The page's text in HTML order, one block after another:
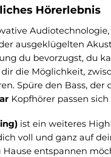
Hörerlebnis
ausgeklügelten
du bevorzugst, du
die Möglichkeit,
Spüre den Bass,
Kopfhörer passen
ist ein weiteres
voll und ganz auf
entspannen